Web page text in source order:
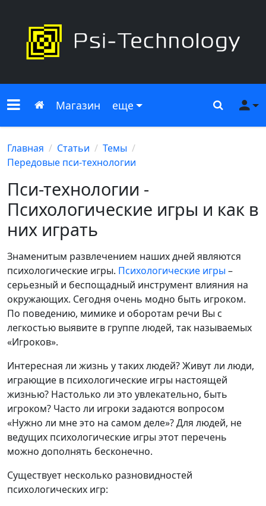
Меню сайта
Главная
Магазин еще Поиск
Главная Статьи
Темы
Передовые пси-технологии
Пси-технологии -
Психологические игры и как в
них играть
Знаменитым развлечением наших дней являются
психологические игры. Психологические игры –
серьезный и беспощадный инструмент влияния на
окружающих. Сегодня очень модно быть игроком.
По поведению, мимике и оборотам речи Вы с
легкостью выявите в группе людей, так называемых
«Игроков».
Интересная ли жизнь у таких людей? Живут ли люди,
играющие в психологические игры настоящей
жизнью? Настолько ли это увлекательно, быть
игроком? Часто ли игроки задаются вопросом
«Нужно ли мне это на самом деле»? Для людей, не
ведущих психологические игры этот перечень
можно дополнять бесконечно.
Существует несколько разновидностей
психологических игр: